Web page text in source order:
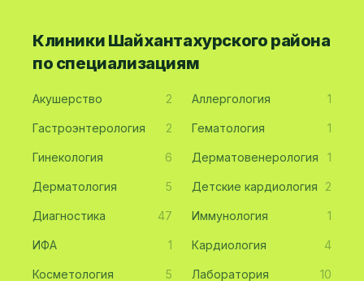
Клиники Шайхантахурского района
по специализациям
Акушерство 2 Аллергология 1
Гастроэнтерология 2 Гематология 1
Гинекология 6 Дерматовенерология 1
Дерматология 5 Детские кардиология 2
Диагностика 47 Иммунология 1
ИФА 1 Кардиология 4
Косметология 5 Лаборатория 10